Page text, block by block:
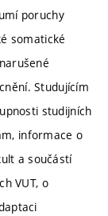
poruchy
somatické
Studujícím
studijních
informace o
a součástí
VUT, o